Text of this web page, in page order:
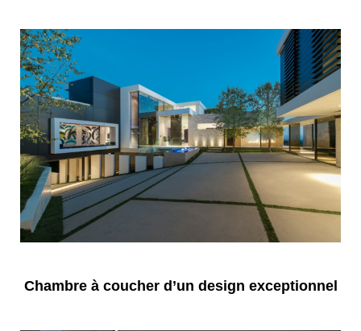
Chambre à coucher d’un design exceptionnel